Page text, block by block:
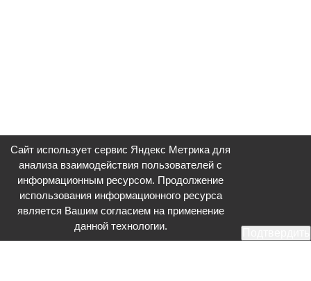
Сайт использует сервис Яндекс Метрика для
анализа взаимодействия пользователей с
информационным ресурсом. Продолжение
использования информационного ресурса
является Вашим согласием на применение
данной технологии.